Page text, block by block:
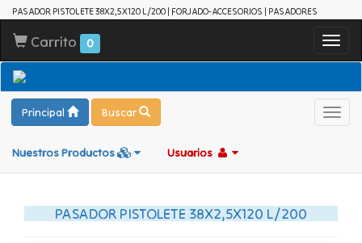
PASADOR PISTOLETE 38X2,5X120 L/200 | FORJADO-ACCESORIOS | PASADORES
Carrito 0
Principal Buscar
Nuestros Productos Usuarios
PASADOR PISTOLETE 38X2,5X120 L/200